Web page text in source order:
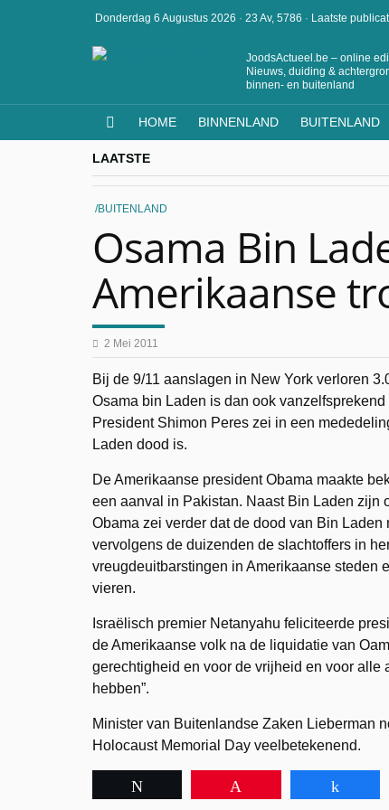
Donderdag 6 Augustus 2026 · 23 Av, 5786 · Laatste
JoodsActueel.be – online
Nieuws, duiding &
binnen- en buitenland
HOME BINNENLAND BUITENLAND
LAATSTE
BUITENLAND
Osama Bin
Amerikaanse
2 Mei 2011
Bij de 9/11 aanslagen in New York verloren
Osama bin Laden is dan ook
President Shimon Peres zei in een
Laden dood is.
De Amerikaanse president Obama maakte
een aanval in Pakistan. Naast Bin Laden zijn
Obama zei verder dat de dood van Bin
vervolgens de duizenden de slachtoffers in
vreugdeuitbarstingen in Amerikaanse steden
vieren.
Israëlisch premier Netanyahu feliciteerde
de Amerikaanse volk na de liquidatie van
gerechtigheid en voor de vrijheid en voor
hebben”.
Minister van Buitenlandse Zaken Lieberman
Holocaust Memorial Day veelbetekenend.